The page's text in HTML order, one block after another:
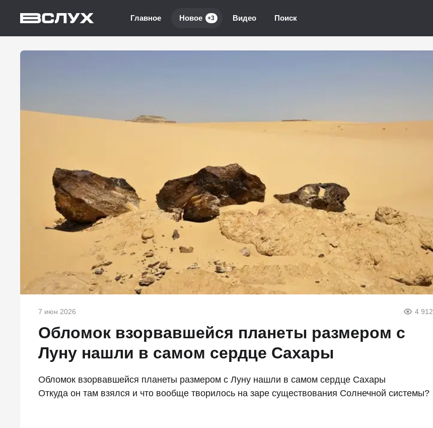
Главное Новое +3 Видео Поиск
7 июн 2026 4 912
Обломок взорвавшейся планеты размером с
Луну нашли в самом сердце Сахары
Обломок взорвавшейся планеты размером с Луну нашли в самом сердце Сахары
Откуда он там взялся и что вообще творилось на заре существования Солнечной системы?